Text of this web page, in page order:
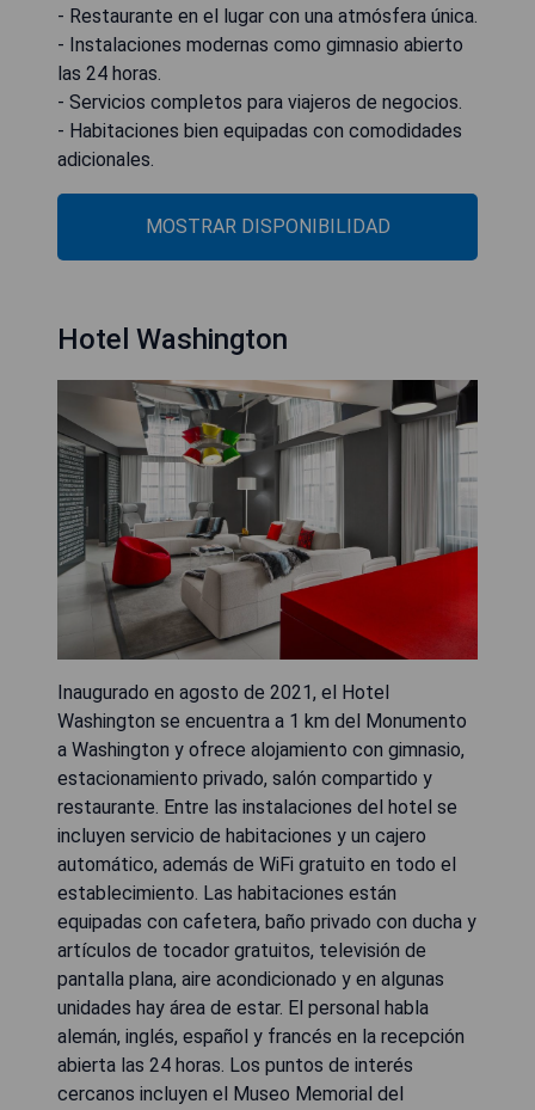
- Restaurante en el lugar con una atmósfera única.
- Instalaciones modernas como gimnasio abierto
las 24 horas.
- Servicios completos para viajeros de negocios.
- Habitaciones bien equipadas con comodidades
adicionales.
MOSTRAR DISPONIBILIDAD
Hotel Washington
Inaugurado en agosto de 2021, el Hotel
Washington se encuentra a 1 km del Monumento
a Washington y ofrece alojamiento con gimnasio,
estacionamiento privado, salón compartido y
restaurante. Entre las instalaciones del hotel se
incluyen servicio de habitaciones y un cajero
automático, además de WiFi gratuito en todo el
establecimiento. Las habitaciones están
equipadas con cafetera, baño privado con ducha y
artículos de tocador gratuitos, televisión de
pantalla plana, aire acondicionado y en algunas
unidades hay área de estar. El personal habla
alemán, inglés, español y francés en la recepción
abierta las 24 horas. Los puntos de interés
cercanos incluyen el Museo Memorial del